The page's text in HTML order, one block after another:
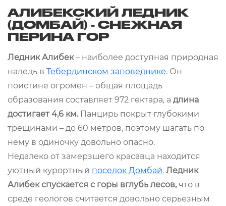
АЛИБЕКСКИЙ ЛЕДНИК
(ДОМБАЙ) - СНЕЖНАЯ
ПЕРИНА ГОР
Ледник Алибек– наиболее доступная природная
наледь в Тебердинском заповеднике. Он
поистине огромен – общая площадь
образования составляет 972 гектара, а длина
достигает 4,6 км. Панцирь покрыт глубокими
трещинами – до 60 метров, поэтому шагать по
нему в одиночку довольно опасно.
Недалеко от замерзшего красавца находится
уютный курортный поселок Домбай. Ледник
Алибек спускается с горы вглубь лесов,что в
среде геологов считается довольно серьезным